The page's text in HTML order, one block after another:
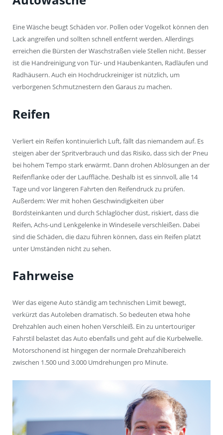
Eine Wäsche beugt Schäden vor. Pollen oder Vogelkot können den
Lack angreifen und sollten schnell entfernt werden. Allerdings
erreichen die Bürsten der Waschstraßen viele Stellen nicht. Besser
ist die Handreinigung von Tür- und Haubenkanten, Radläufen und
Radhäusern. Auch ein Hochdruckreiniger ist nützlich, um
verborgenen Schmutznestern den Garaus zu machen.
Reifen
Verliert ein Reifen kontinuierlich Luft, fällt das niemandem auf. Es
steigen aber der Spritverbrauch und das Risiko, dass sich der Pneu
bei hohem Tempo stark erwärmt. Dann drohen Ablösungen an der
Reifenflanke oder der Lauffläche. Deshalb ist es sinnvoll, alle 14
Tage und vor längeren Fahrten den Reifendruck zu prüfen.
Außerdem: Wer mit hohen Geschwindigkeiten über
Bordsteinkanten und durch Schlaglöcher düst, riskiert, dass die
Reifen, Achs-und Lenkgelenke in Windeseile verschleißen. Dabei
sind die Schäden, die dazu führen können, dass ein Reifen platzt
unter Umständen nicht zu sehen.
Fahrweise
Wer das eigene Auto ständig am technischen Limit bewegt,
verkürzt das Autoleben dramatisch. So bedeuten etwa hohe
Drehzahlen auch einen hohen Verschleiß. Ein zu untertouriger
Fahrstil belastet das Auto ebenfalls und geht auf die Kurbelwelle.
Motorschonend ist hingegen der normale Drehzahlbereich
zwischen 1.500 und 3.000 Umdrehungen pro Minute.